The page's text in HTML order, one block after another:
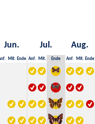
Jun. Jul. Aug.
Mit. Ende Anf. Mit. Ende Anf. Mit. Ende